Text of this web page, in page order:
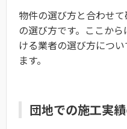
物件の選び方と合わせ
の選び方です。ここか
ける業者の選び方につ
ます。
団地での施工実